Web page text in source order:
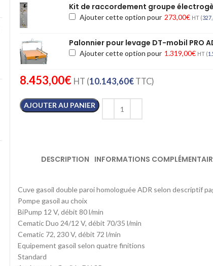
Kit de raccordement groupe
Ajouter cette option pour 273,00€ HT (
Palonnier pour levage DT-mobil PRO
Ajouter cette option pour 1.319,00€ HT (
8.453,00€ HT (10.143,60€TTC)
AJOUTER AU PANIER
DESCRIPTION INFORMATIONS
Cuve gasoil double paroi homologuée ADR selon descriptif
Pompe gasoil au choix
BiPump 12 V, débit 80 l/min
Cematic Duo 24/12 V, débit 70/35 l/min
Cematic 72, 230 V, débit 72 l/min
Equipement gasoil selon quatre finitions
Standard